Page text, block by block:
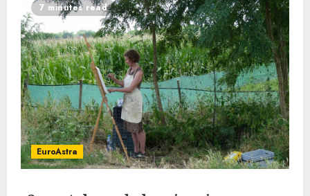
7 minutes read
EuroAstra